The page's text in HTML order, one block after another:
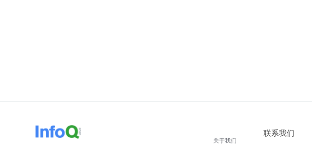
关于我们
联系我们